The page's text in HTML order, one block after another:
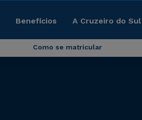
Benefícios A Cruzeiro do
Como se matricular